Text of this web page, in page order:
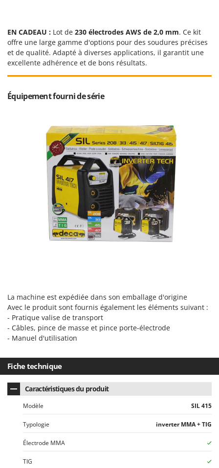
Masterpro
McCulloch
MCH
Michelin
Mille
More than chef
MOSA
Mowox
New O.M.R.A.
NuAir
NuovaFac
O
Officine Savioli
Oliviero
Olix
OMA
Omas
Ompagrill
Ooni
Oriental Koshin
Outdoorchef
EN CADEAU : Lot de 230 électrodes AWS de 2,0 mm. Ce kit
offre une large gamme d'options pour des soudures précises
et de qualité. Adapté à diverses applications, il garantit une
excellente adhérence et de bons résultats.
Équipement fourni de série
La machine est expédiée dans son emballage d'origine
Avec le produit sont fournis également les éléments suivant :
- Pratique valise de transport
- Câbles, pince de masse et pince porte-électrode
- Manuel d'utilisation
Fiche technique
Caractéristiques du produit
Modèle SIL 415
Typologie inverter MMA + TIG
Électrode MMA
TIG